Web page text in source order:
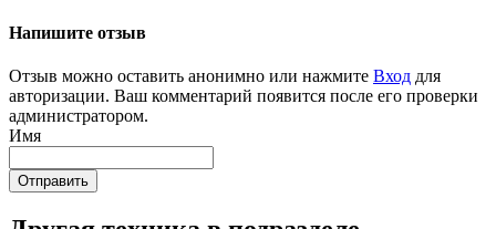
Напишите отзыв
Отзыв можно оставить анонимно или нажмите Вход для
авторизации. Ваш комментарий появится после его проверки
администратором.
Имя
Отправить